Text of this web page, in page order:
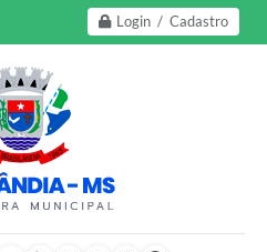
Login / Cadastro